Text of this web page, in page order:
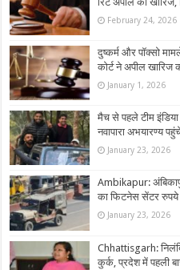
February 24, 2026
दुष्कर्म और पॉक्सो
कोर्ट ने अपील खारिज
January 1, 2026
मैच से पहले टीम
नवापारा अभयारण्य
January 23, 2026
Ambikapur:
का फिटनेस सेंटर रुपये
January 23, 2026
Chhattisgarh:
कुर्क, प्रदेश में पहली